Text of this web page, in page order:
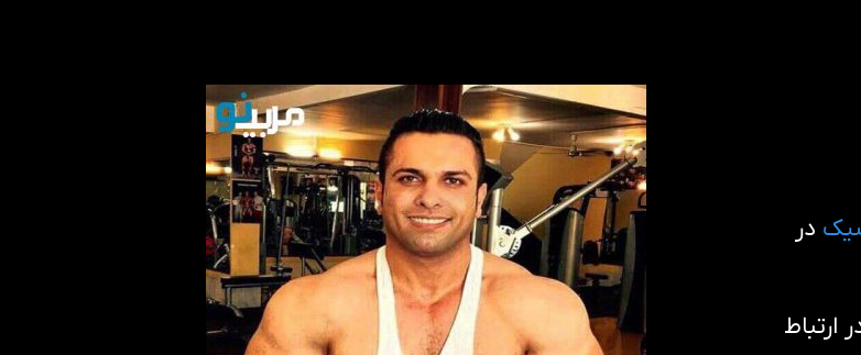
در